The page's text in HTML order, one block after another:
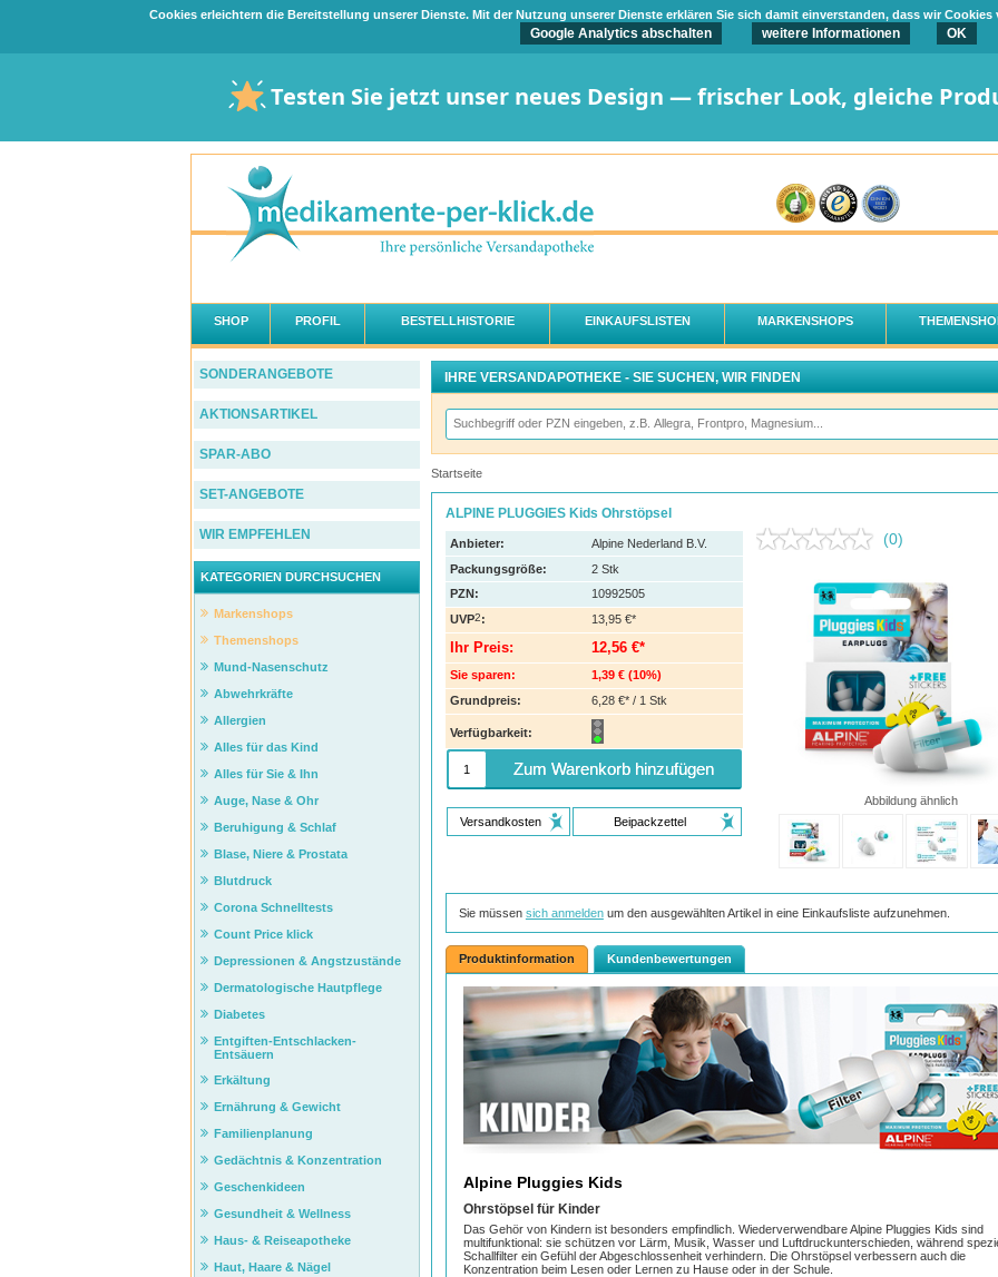
Cookies erleichtern die Bereitstellung unserer Dienste. Mit der Nutzung unserer Dienste erklären Sie sich damit einverstanden, dass wir
Google Analytics abschalten weitere Informationen OK
Testen Sie jetzt unser neues Design — frischer Look, gleiche
SHOP PROFIL BESTELLHISTORIE EINKAUFSLISTEN MARKENSHOPS
IHRE VERSANDAPOTHEKE - SIE SUCHEN, WIR FINDEN
Startseite
ALPINE PLUGGIES Kids Ohrstöpsel
(0)
Abbildung ähnlich
Anbieter:
Alpine Nederland B.V.
Packungsgröße:
2 Stk
PZN :
10992505
UVP2: 13,95 €*
Ihr Preis: 12,56 €*
Sie sparen: 1,39 € (10%)
Grundpreis:
6,28 €* / 1 Stk
Verfügbarkeit:
Zum Warenkorb hinzufügen
Versandkosten Beipackzettel
Sie müssen sich anmeldenum den ausgewählten Artikel in eine Einkaufsliste aufzunehmen.
Produktinformation Kundenbewertungen
Alpine Pluggies Kids
Ohrstöpsel für Kinder
Das Gehör von Kindern ist besonders empfindlich. Wiederverwendbare Alpine Pluggies Kids sind
multifunktional: sie schützen vor Lärm, Musik, Wasser und Luftdruckunterschieden, während
Schallfilter ein Gefühl der Abgeschlossenheit verhindern. Die Ohrstöpsel verbessern auch die
Konzentration beim Lesen oder Lernen zu Hause oder in der Schule.
SONDERANGEBOTE
AKTIONSARTIKEL
SPAR-ABO
SET-ANGEBOTE
WIR EMPFEHLEN
KATEGORIEN DURCHSUCHEN
Markenshops
Themenshops
Mund-Nasenschutz
Abwehrkräfte
Allergien
Alles für das Kind
Alles für Sie & Ihn
Auge, Nase & Ohr
Beruhigung & Schlaf
Blase, Niere & Prostata
Blutdruck
Corona Schnelltests
Count Price klick
Depressionen & Angstzustände
Dermatologische Hautpflege
Diabetes
Entgiften-Entschlacken-
Entsäuern
Erkältung
Ernährung & Gewicht
Familienplanung
Gedächtnis & Konzentration
Geschenkideen
Gesundheit & Wellness
Haus- & Reiseapotheke
Haut, Haare & Nägel